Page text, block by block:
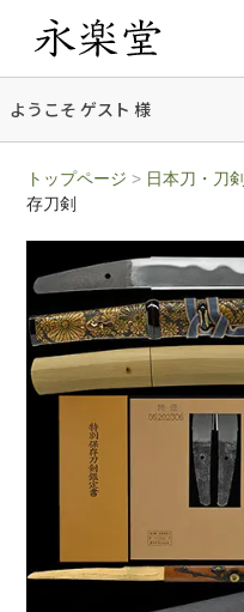
ようこそ ゲスト 様
トップページ > 日本刀・刀剣
存刀剣